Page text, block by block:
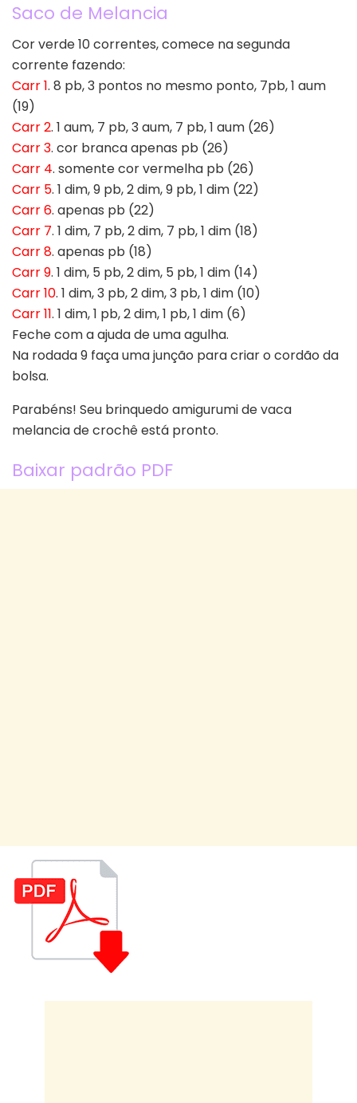
Saco de Melancia
Cor verde 10 correntes, comece na segunda
corrente fazendo:
Carr 1. 8 pb, 3 pontos no mesmo ponto, 7pb, 1 aum
(19)
Carr 2. 1 aum, 7 pb, 3 aum, 7 pb, 1 aum (26)
Carr 3. cor branca apenas pb (26)
Carr 4. somente cor vermelha pb (26)
Carr 5. 1 dim, 9 pb, 2 dim, 9 pb, 1 dim (22)
Carr 6. apenas pb (22)
Carr 7. 1 dim, 7 pb, 2 dim, 7 pb, 1 dim (18)
Carr 8. apenas pb (18)
Carr 9. 1 dim, 5 pb, 2 dim, 5 pb, 1 dim (14)
Carr 10. 1 dim, 3 pb, 2 dim, 3 pb, 1 dim (10)
Carr 11. 1 dim, 1 pb, 2 dim, 1 pb, 1 dim (6)
Feche com a ajuda de uma agulha.
Na rodada 9 faça uma junção para criar o cordão da
bolsa.
Parabéns! Seu brinquedo amigurumi de vaca
melancia de crochê está pronto.
Baixar padrão PDF